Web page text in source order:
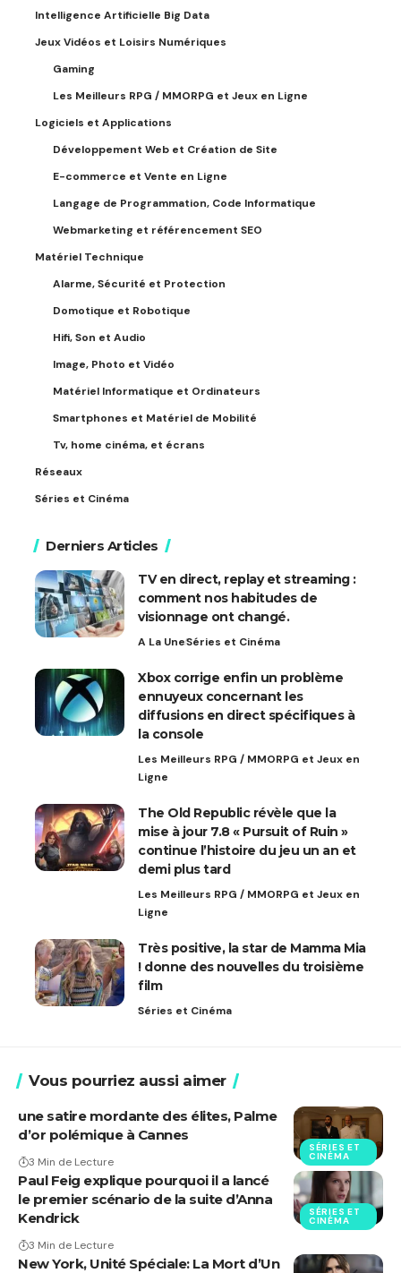
Intelligence Artificielle Big Data
Jeux Vidéos et Loisirs Numériques
Gaming
Les Meilleurs RPG / MMORPG et Jeux en Ligne
Logiciels et Applications
Développement Web et Création de Site
E-commerce et Vente en Ligne
Langage de Programmation, Code Informatique
Webmarketing et référencement SEO
Matériel Technique
Alarme, Sécurité et Protection
Domotique et Robotique
Hifi, Son et Audio
Image, Photo et Vidéo
Matériel Informatique et Ordinateurs
Smartphones et Matériel de Mobilité
Tv, home cinéma, et écrans
Réseaux
Séries et Cinéma
Derniers Articles
TV en direct, replay et streaming :
comment nos habitudes de
visionnage ont changé.
A La UneSéries et Cinéma
Xbox corrige enfin un problème
ennuyeux concernant les
diffusions en direct spécifiques à
la console
Les Meilleurs RPG / MMORPG et Jeux en
Ligne
The Old Republic révèle que la
mise à jour 7.8 « Pursuit of Ruin »
continue l’histoire du jeu un an et
demi plus tard
Les Meilleurs RPG / MMORPG et Jeux en
Ligne
Très positive, la star de Mamma Mia
! donne des nouvelles du troisième
film
Séries et Cinéma
Vous pourriez aussi aimer
SÉRIES ET
CINÉMA
une satire mordante des élites, Palme
d’or polémique à Cannes
3 Min de Lecture
SÉRIES ET
CINÉMA
Paul Feig explique pourquoi il a lancé
le premier scénario de la suite d’Anna
Kendrick
3 Min de Lecture
New York, Unité Spéciale: La Mort d’Un